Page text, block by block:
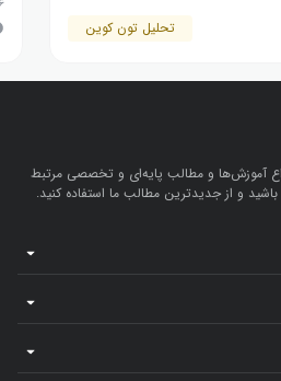
تحلیل تون کوین
آموزش‌ها و مطالب پایه‌ای و تخصصی مرتبط
و از جدیدترین مطالب ما استفاده کنید.